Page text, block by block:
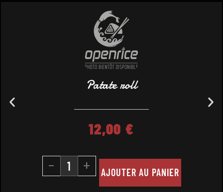
Patate roll
12,00€
- + AJOUTER AU PANIER